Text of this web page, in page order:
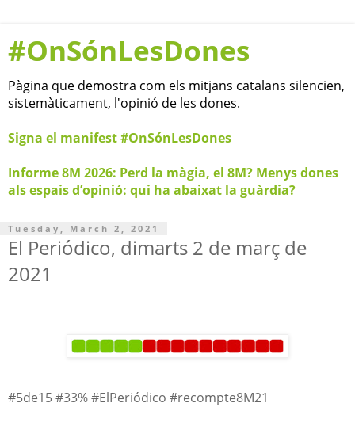
#OnSónLesDones
Pàgina que demostra com els mitjans catalans silencien,
sistemàticament, l'opinió de les dones.
Signa el manifest #OnSónLesDones
Informe 8M 2026: Perd la màgia, el 8M? Menys dones
als espais d’opinió: qui ha abaixat la guàrdia?
Tuesday, March 2, 2021
El Periódico, dimarts 2 de març de
2021
#5de15 #33% #ElPeriódico #recompte8M21